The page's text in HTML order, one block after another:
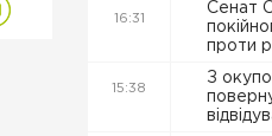
16:31
Сенат
проти
15:38
З